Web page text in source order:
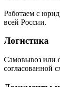
Работаем с
всей России.
Логистика
Самовывоз или
согласованной